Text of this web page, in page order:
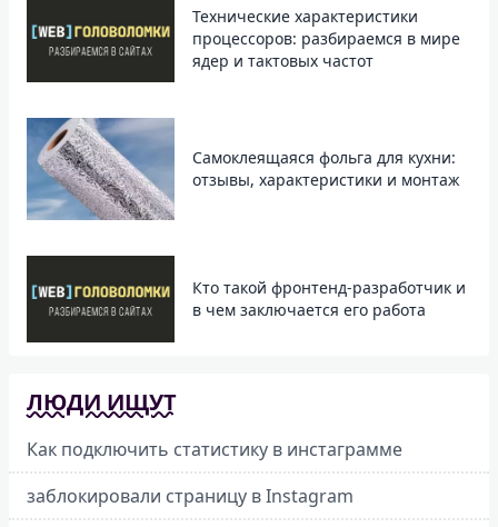
Технические характеристики
процессоров: разбираемся в мире
ядер и тактовых частот
Самоклеящаяся фольга для кухни:
отзывы, характеристики и монтаж
Кто такой фронтенд-разработчик и
в чем заключается его работа
ЛЮДИ ИЩУТ
Как подключить статистику в инстаграмме
заблокировали страницу в Instagram